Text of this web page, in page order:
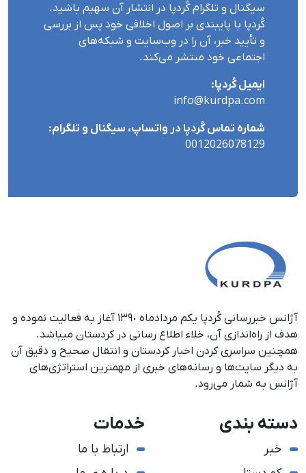
سیگنال و تلگرام کُردپا در انتشار آن سهیم باشید.
کُردپا با پایبندی بر اصول اخلاقی خود پس از بررسی
و تأیید خبر، آن را در وب‌سایت و شبکه‌های
اجتماعی خود منتشر می‌کند.
ایمیل کُردپا:
info@kurdpa.com
شماره تماس کُردپا در واتساپ، سیگنال و تلگرام:
0012026078129
آژانس خبررسانی کُردپا یکم مردادماه ١٣٩٠ آغاز به فعالیت نموده و
هدف از راه‌اندازی آن، خلاء اطلاع رسانی در کردستان می‎باشد.
همچنین سراسری کردن اخبار کردستان و انتقال صحیح و دقیق آن
به دیگر سایت‌ها و رسانه‌های خبری از مهمترین استراتژی‌های
آژانس به شمار می‌رود.
دسته بندی
خبر
خدمات
ارتباط با ما